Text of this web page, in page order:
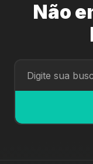
Não